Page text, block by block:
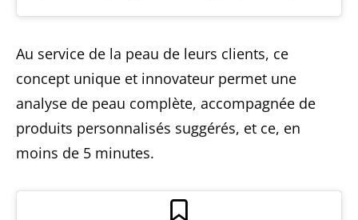
Au service de la peau de leurs clients, ce
concept unique et innovateur permet une
analyse de peau complète, accompagnée de
produits personnalisés suggérés, et ce, en
moins de 5 minutes.